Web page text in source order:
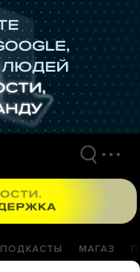
ПОДКАСТЫ МАГАЗ